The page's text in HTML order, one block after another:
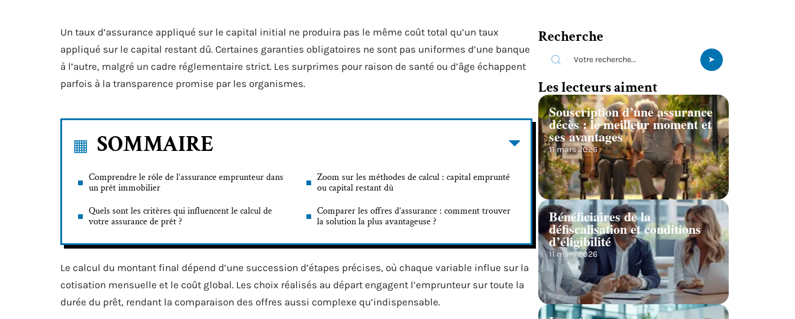
Un taux d’assurance appliqué sur le capital initial ne produira pas le même coût total qu’un taux
appliqué sur le capital restant dû. Certaines garanties obligatoires ne sont pas uniformes d’une banque
à l’autre, malgré un cadre réglementaire strict. Les surprimes pour raison de santé ou d’âge échappent
parfois à la transparence promise par les organismes.
SOMMAIRE
Comprendre le rôle de l’assurance emprunteur dans
un prêt immobilier
Quels sont les critères qui influencent le calcul de
votre assurance de prêt ?
Zoom sur les méthodes de calcul : capital emprunté
ou capital restant dû
Comparer les offres d’assurance : comment trouver
la solution la plus avantageuse ?
Le calcul du montant final dépend d’une succession d’étapes précises, où chaque variable influe sur la
cotisation mensuelle et le coût global. Les choix réalisés au départ engagent l’emprunteur sur toute la
durée du prêt, rendant la comparaison des offres aussi complexe qu’indispensable.
Recherche
Les lecteurs aiment
Souscription d’une assurance
décès : le meilleur moment et
ses avantages
11 mars 2026
Bénéficiaires de la
défiscalisation et conditions
d’éligibilité
11 mars 2026